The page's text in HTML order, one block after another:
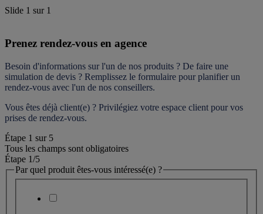
Slide 1 sur 1
Prenez rendez-vous en agence
Besoin d'informations sur l'un de nos produits ? De faire une
simulation de devis ? Remplissez le formulaire pour planifier un
rendez-vous avec l'un de nos conseillers.
Vous êtes déjà client(e) ? Privilégiez votre espace client pour vos
prises de rendez-vous.
Étape 1 sur 5
Tous les champs sont obligatoires
Étape 1/5
Par quel produit êtes-vous intéressé(e) ?